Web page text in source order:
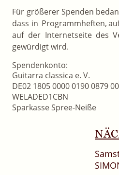
Für größererSpenden
dass in Programmheften,
auf der Internetseite des
gewürdigt wird.
Spendenkonto:
Guitarra classica e. V.
DE02 1805 0000 0190 0879 00
WELADED1CBN
Sparkasse Spree-Neiße